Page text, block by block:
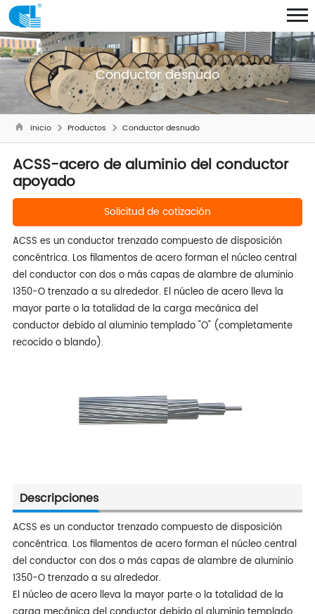
Conductor desnudo
inicio Productos Conductor desnudo
ACSS-acero de aluminio del conductor
apoyado
Solicitud de cotización
ACSS es un conductor trenzado compuesto de disposición
concéntrica. Los filamentos de acero forman el núcleo central
del conductor con dos o más capas de alambre de aluminio
1350-O trenzado a su alrededor. El núcleo de acero lleva la
mayor parte o la totalidad de la carga mecánica del
conductor debido al aluminio templado "O" (completamente
recocido o blando).
Descripciones
ACSS es un conductor trenzado compuesto de disposición
concéntrica. Los filamentos de acero forman el núcleo central
del conductor con dos o más capas de alambre de aluminio
1350-O trenzado a su alrededor.
El núcleo de acero lleva la mayor parte o la totalidad de la